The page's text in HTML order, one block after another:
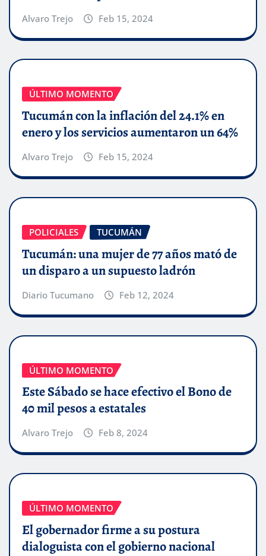
Alvaro Trejo Feb 15, 2024
ÚLTIMO MOMENTO
Tucumán con la inflación del 24.1% en
enero y los servicios aumentaron un 64%
Alvaro Trejo Feb 15, 2024
POLICIALES TUCUMÁN
Tucumán: una mujer de 77 años mató de
un disparo a un supuesto ladrón
Diario Tucumano Feb 12, 2024
ÚLTIMO MOMENTO
Este Sábado se hace efectivo el Bono de
40 mil pesos a estatales
Alvaro Trejo Feb 8, 2024
ÚLTIMO MOMENTO
El gobernador firme a su postura
dialoguista con el gobierno nacional